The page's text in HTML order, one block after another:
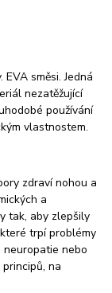
směsi. Jedná
nezatěžující
používání
vlastnostem.
zdraví nohou a
a
tak, aby zlepšily
trpí problémy
nebo
na